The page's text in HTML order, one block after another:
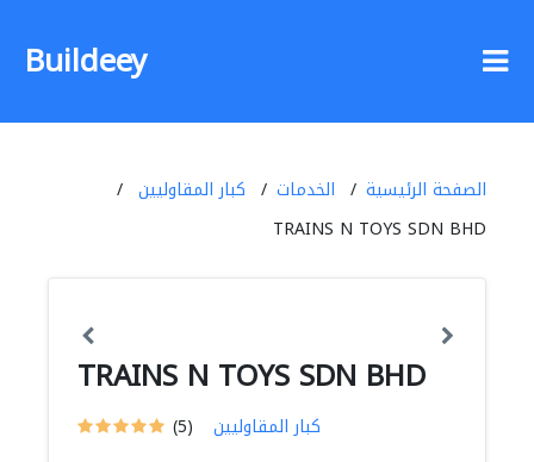
Buildeey
الصفحة الرئيسية الخدمات
كبار المقاوليين
TRAINS N TOYS SDN BHD
TRAINS N TOYS SDN BHD
(5) كبار المقاوليين